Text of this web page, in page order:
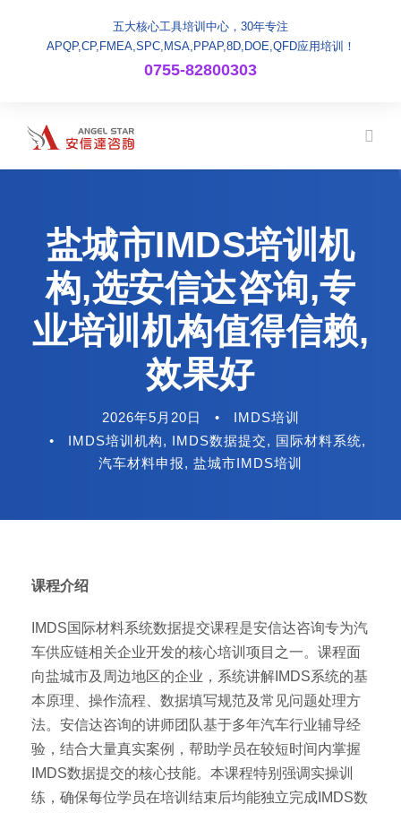
五大核心工具培训中心，30年专注
APQP,CP,FMEA,SPC,MSA,PPAP,8D,DOE,QFD应用培训！
0755-82800303
盐城市IMDS培训机
构,选安信达咨询,专
业培训机构值得信赖,
效果好
2026年5月20日 •
IMDS培训
•
IMDS培训机构, IMDS数据提交, 国际材料系统,
汽车材料申报, 盐城市IMDS培训
课程介绍
IMDS国际材料系统数据提交课程是安信达咨询专为汽
车供应链相关企业开发的核心培训项目之一。课程面
向盐城市及周边地区的企业，系统讲解IMDS系统的基
本原理、操作流程、数据填写规范及常见问题处理方
法。安信达咨询的讲师团队基于多年汽车行业辅导经
验，结合大量真实案例，帮助学员在较短时间内掌握
IMDS数据提交的核心技能。本课程特别强调实操训
练，确保每位学员在培训结束后均能独立完成IMDS数